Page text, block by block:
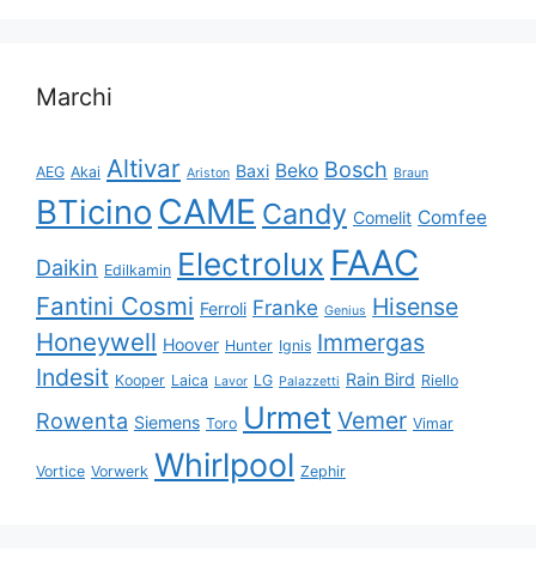
Marchi
AEG Akai Altivar Ariston Baxi Beko Bosch Braun
BTicino CAME Candy Comelit Comfee
Daikin Edilkamin Electrolux FAAC
Fantini Cosmi Ferroli Franke Genius Hisense
Honeywell Hoover Hunter Ignis Immergas
Indesit Kooper Laica Lavor LG Palazzetti Rain Bird Riello
Rowenta Siemens Toro Urmet Vemer Vimar
Vortice Vorwerk Whirlpool Zephir